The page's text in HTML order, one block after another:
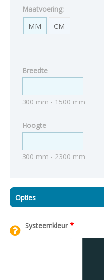
Maatvoering:
MM
CM
Breedte
300 mm - 1500 mm
Hoogte
300 mm - 2300 mm
Opties
Systeemkleur*